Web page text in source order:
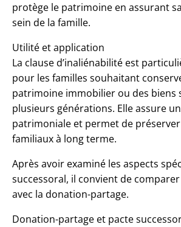
protège le patrimoine en assurant
sein de la famille.
Utilité et application
La clause d’inaliénabilité est
pour les familles souhaitant
patrimoine immobilier ou des biens
plusieurs générations. Elle assure
patrimoniale et permet de
familiaux à long terme.
Après avoir examiné les aspects
successoral, il convient de
avec la donation-partage.
Donation-partage et pacte